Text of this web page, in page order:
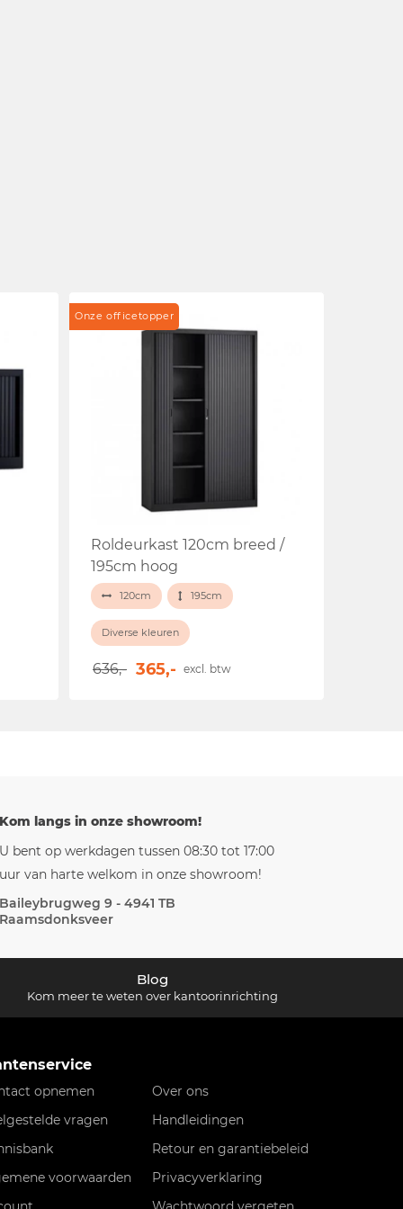
Onze officetopper
Roldeurkast 120cm breed /
195cm hoog
120cm 195cm
Diverse kleuren
636,- 365,- excl. btw
Kom langs in onze showroom!
U bent op werkdagen tussen 08:30 tot 17:00
uur van harte welkom in onze showroom!
Baileybrugweg 9 - 4941 TB
Raamsdonksveer
Blog
Kom meer te weten over kantoorinrichting
opnemen
Over ons
vragen
Handleidingen
Retour en garantiebeleid
voorwaarden
Privacyverklaring